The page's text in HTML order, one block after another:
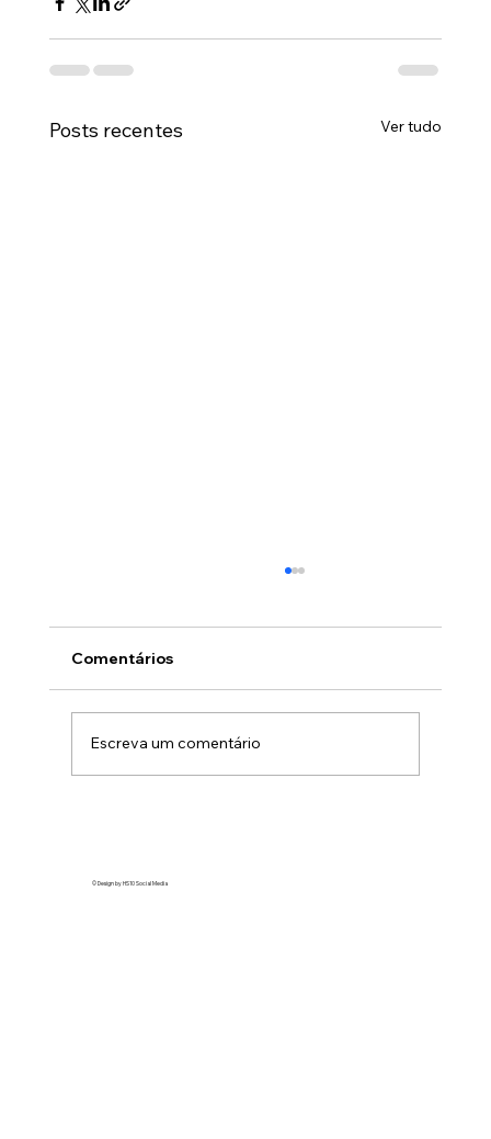
Posts recentes Ver tudo
em vídeos virais
Comentários
Escreva um comentário
© Design by HS10 Social Media